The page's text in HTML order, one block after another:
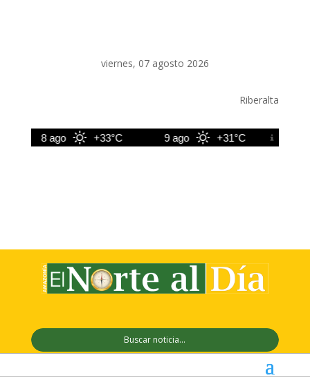
viernes, 07 agosto 2026
Riberalta
8 ago +33°C 9 ago +31°C